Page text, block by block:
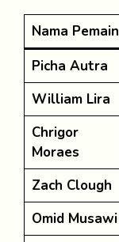
Nama Pemain
Picha Autra
William Lira
Chrigor
Moraes
Zach Clough
Omid Musawi